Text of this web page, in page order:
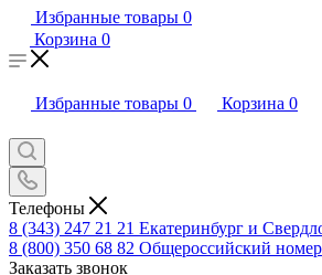
Избранные товары 0
Корзина 0
Избранные товары 0 Корзина 0
Телефоны
8 (343) 247 21 21 Екатеринбург и
8 (800) 350 68 82 Общероссийский номер
Заказать звонок